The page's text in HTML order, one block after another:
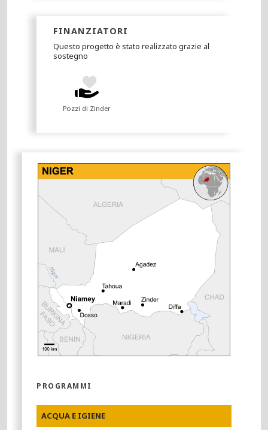
FINANZIATORI
Questo progetto è stato realizzato grazie al
sostegno
Pozzi di Zinder
PROGRAMMI
ACQUA E IGIENE